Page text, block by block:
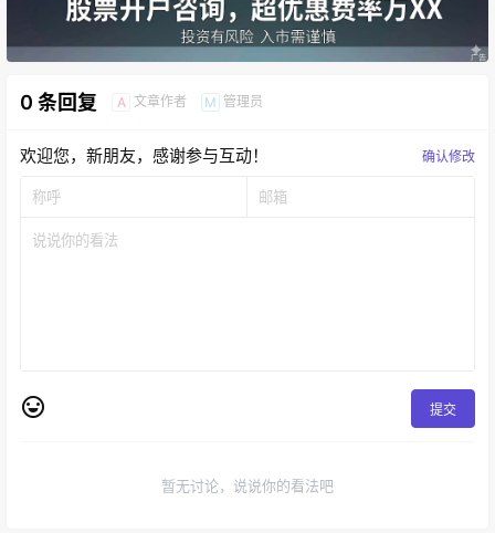
0 条回复 A 文章作者 M 管理员
欢迎您，新朋友，感谢参与互动！ 确认修改
提交
暂无讨论，说说你的看法吧